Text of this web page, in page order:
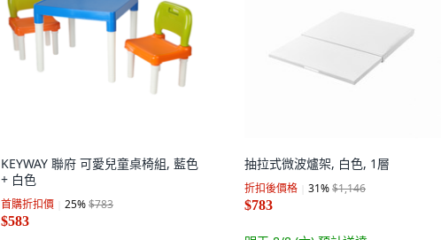
KEYWAY 聯府 可愛兒童桌椅組, 藍色
+ 白色
首購折扣價 25%$783
$583
抽拉式微波爐架, 白色, 1層
折扣後價格 31%$1,146
$783